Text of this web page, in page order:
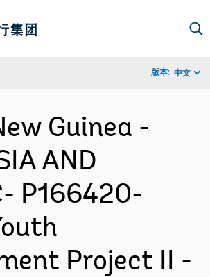
版本: 中文
Guinea -
AND
P166420-
Project II -